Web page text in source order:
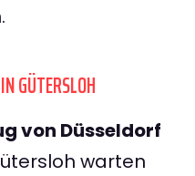
GÜTERSLOH
von Düsseldorf
warten